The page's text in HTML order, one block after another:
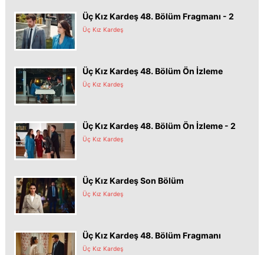
Üç Kız Kardeş 48. Bölüm Fragmanı - 2
Üç Kız Kardeş
Üç Kız Kardeş 48. Bölüm Ön İzleme
Üç Kız Kardeş
Üç Kız Kardeş 48. Bölüm Ön İzleme - 2
Üç Kız Kardeş
Üç Kız Kardeş Son Bölüm
Üç Kız Kardeş
Üç Kız Kardeş 48. Bölüm Fragmanı
Üç Kız Kardeş